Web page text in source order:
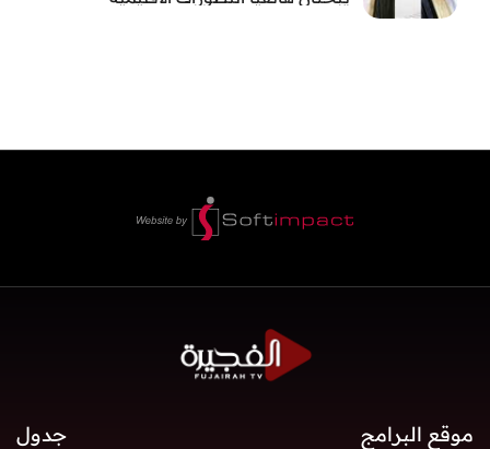
موقع البرامج
جدول